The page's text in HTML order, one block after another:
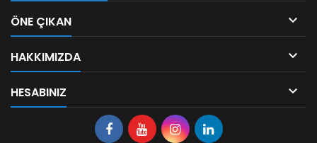
ÖNE ÇIKAN 
HAKKIMIZDA 
HESABINIZ 